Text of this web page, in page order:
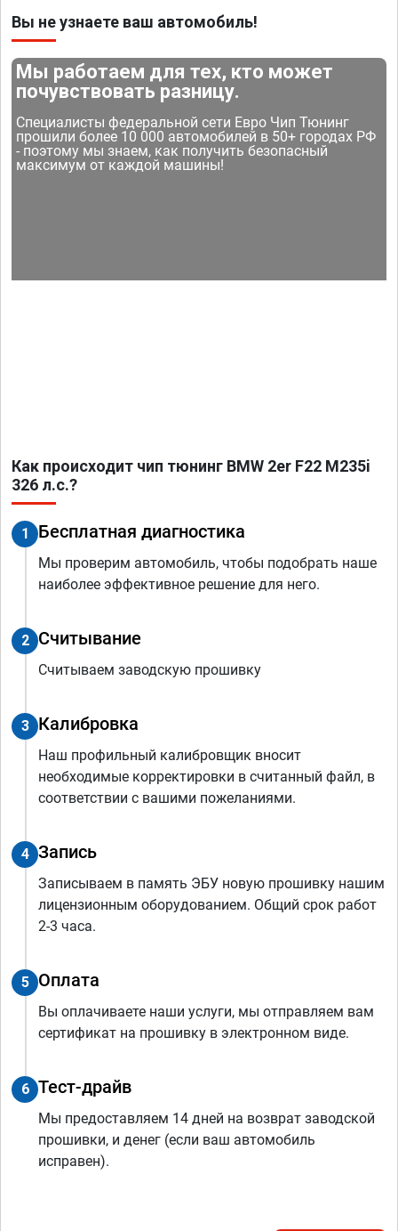
Вы не узнаете ваш автомобиль!
Мы работаем для тех, кто может
почувствовать разницу.
Специалисты федеральной сети Евро Чип Тюнинг
прошили более 10 000 автомобилей в 50+ городах РФ
- поэтому мы знаем, как получить безопасный
максимум от каждой машины!
Как происходит чип тюнинг BMW 2er F22 M235i
326 л.с.?
1 Бесплатная диагностика
Мы проверим автомобиль, чтобы подобрать наше
наиболее эффективное решение для него.
2 Считывание
Считываем заводскую прошивку
3 Калибровка
Наш профильный калибровщик вносит
необходимые корректировки в считанный файл, в
соответствии с вашими пожеланиями.
4 Запись
Записываем в память ЭБУ новую прошивку нашим
лицензионным оборудованием. Общий срок работ
2-3 часа.
5 Оплата
Вы оплачиваете наши услуги, мы отправляем вам
сертификат на прошивку в электронном виде.
6 Тест-драйв
Мы предоставляем 14 дней на возврат заводской
прошивки, и денег (если ваш автомобиль
исправен).